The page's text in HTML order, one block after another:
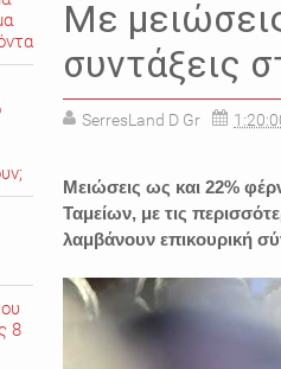
Με
συντάξεις
SerresLand D Gr
Μειώσεις ως και 22%
Ταμείων, με τις
λαμβάνουν επικουρική
8